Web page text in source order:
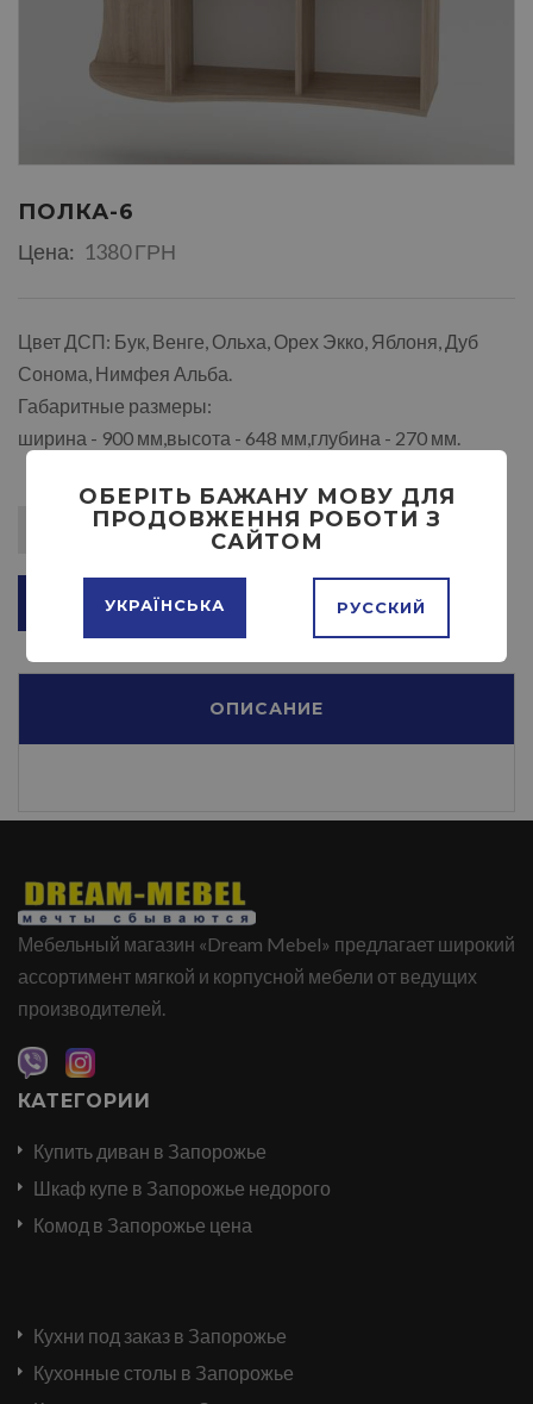
ПОЛКА-6
Цена: 1380 ГРН
Цвет ДСП: Бук, Венге, Ольха, Орех Экко, Яблоня, Дуб
Сонома, Нимфея Альба.
Габаритные размеры:
ширина - 900 мм,высота - 648 мм,глубина - 270 мм.
ДОБАВИТЬ В КОРЗИНУ
ОПИСАНИЕ
Мебельный магазин «Dream Mebel» предлагает широкий
ассортимент мягкой и корпусной мебели от ведущих
производителей.
КАТЕГОРИИ
Купить диван в Запорожье
Шкаф купе в Запорожье недорого
Комод в Запорожье цена
Кухни под заказ в Запорожье
Кухонные столы в Запорожье
ОБЕРІТЬ БАЖАНУ МОВУ ДЛЯ
ПРОДОВЖЕННЯ РОБОТИ З
САЙТОМ
УКРАЇНСЬКА РУССКИЙ